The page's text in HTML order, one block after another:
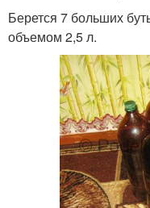
Берется 7 больших
объемом 2,5 л.